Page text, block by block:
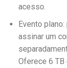
acesso.
Evento
assinar um
Oferece 6 TB